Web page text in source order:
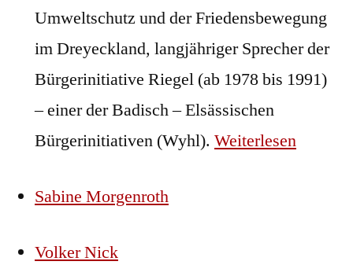
Umweltschutz und der Friedensbewegung
im Dreyeckland, langjähriger Sprecher der
Bürgerinitiative Riegel (ab 1978 bis 1991)
– einer der Badisch – Elsässischen
Bürgerinitiativen (Wyhl). Weiterlesen
Sabine Morgenroth
Volker Nick